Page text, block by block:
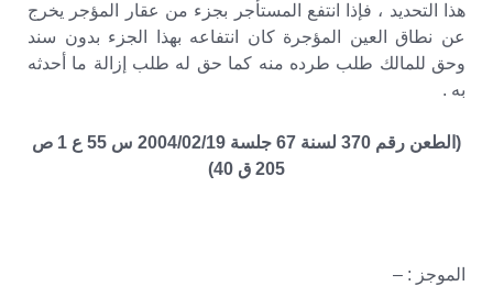
هذا التحديد ، فإذا انتفع المستأجر بجزء من عقار المؤجر يخرج
عن نطاق العين المؤجرة كان انتفاعه بهذا الجزء بدون سند
وحق للمالك طلب طرده منه كما حق له طلب إزالة ما أحدثه
به .
(الطعن رقم 370 لسنة 67 جلسة 2004/02/19 س 55 ع 1 ص
205 ق 40)
الموجز : –